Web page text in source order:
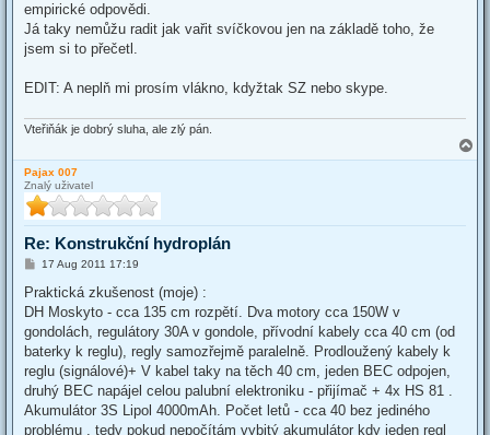
empirické odpovědi.
Já taky nemůžu radit jak vařit svíčkovou jen na základě toho, že
jsem si to přečetl.
EDIT: A neplň mi prosím vlákno, kdyžtak SZ nebo skype.
Vteřiňák je dobrý sluha, ale zlý pán.
o
Pajax 007
Znalý uživatel
Re: Konstrukční hydroplán
P
s
17 Aug 2011 17:19
Praktická zkušenost (moje) :
DH Moskyto - cca 135 cm rozpětí. Dva motory cca 150W v
gondolách, regulátory 30A v gondole, přívodní kabely cca 40 cm (od
baterky k reglu), regly samozřejmě paralelně. Prodloužený kabely k
reglu (signálové)+ V kabel taky na těch 40 cm, jeden BEC odpojen,
druhý BEC napájel celou palubní elektroniku - přijímač + 4x HS 81 .
Akumulátor 3S Lipol 4000mAh. Počet letů - cca 40 bez jediného
problému , tedy pokud nepočítám vybitý akumulátor kdy jeden regl